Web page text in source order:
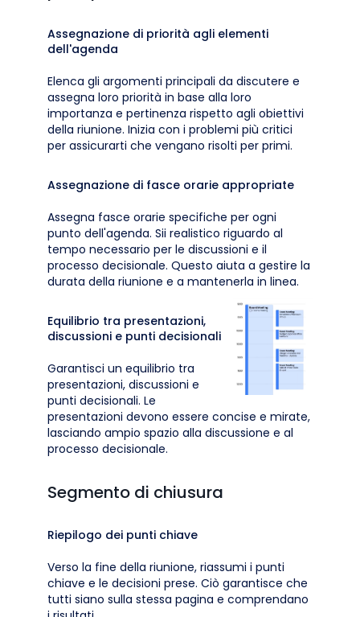
Assegnazione di priorità agli elementi
dell'agenda
Elenca gli argomenti principali da discutere e
assegna loro priorità in base alla loro
importanza e pertinenza rispetto agli obiettivi
della riunione. Inizia con i problemi più critici
per assicurarti che vengano risolti per primi.
Assegnazione di fasce orarie appropriate
Assegna fasce orarie specifiche per ogni
punto dell'agenda. Sii realistico riguardo al
tempo necessario per le discussioni e il
processo decisionale. Questo aiuta a gestire la
durata della riunione e a mantenerla in linea.
Equilibrio tra presentazioni,
discussioni e punti decisionali
Garantisci un equilibrio tra
presentazioni, discussioni e
punti decisionali. Le
presentazioni devono essere concise e mirate,
lasciando ampio spazio alla discussione e al
processo decisionale.
Segmento di chiusura
Riepilogo dei punti chiave
Verso la fine della riunione, riassumi i punti
chiave e le decisioni prese. Ciò garantisce che
tutti siano sulla stessa pagina e comprendano